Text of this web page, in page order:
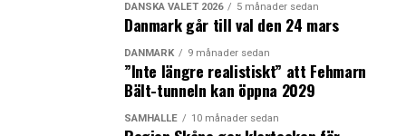
ca 650 10-15
1 500 –
35-50
DANSKA VALET 2026 5 månader sedan
Danmark går till val den 24 mars
DANMARK 9 månader sedan
”Inte längre realistiskt” att Fehmarn
Bält-tunneln kan öppna 2029
SAMHÄLLE 10 månader sedan